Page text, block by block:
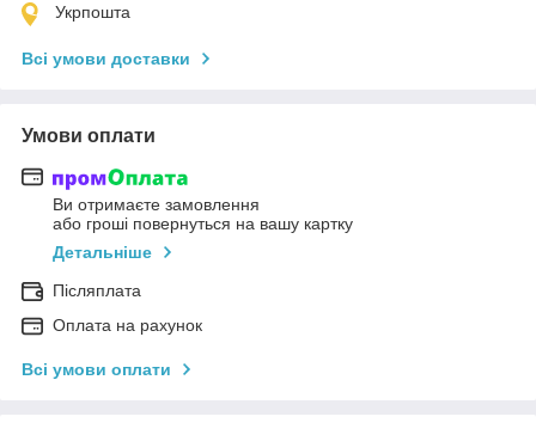
Укрпошта
Всі умови доставки
Умови оплати
Ви отримаєте замовлення
або гроші повернуться на вашу картку
Детальніше
Післяплата
Оплата на рахунок
Всі умови оплати